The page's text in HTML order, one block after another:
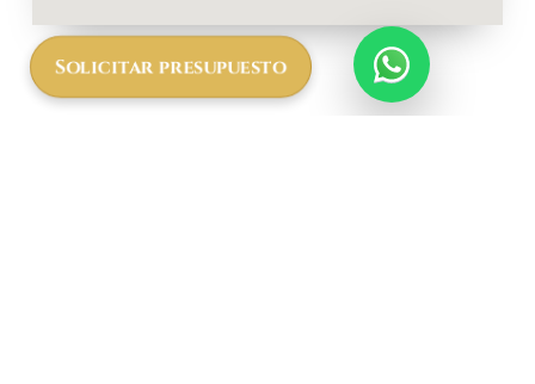
Solicitar presupuesto